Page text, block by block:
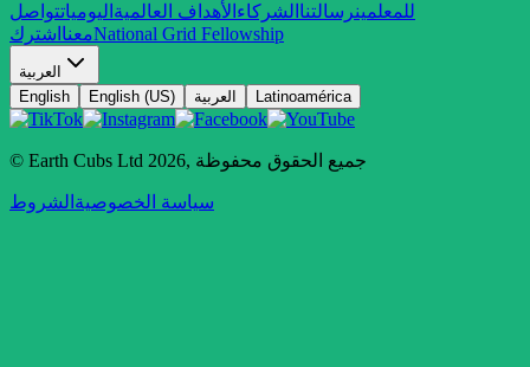
للمعلمينرسالتنا الشركاء الأهداف العالمية اليومياتتواصل
معنا اشترك National Grid Fellowship
العربية
English
English (US) العربية Latinoamérica
© Earth Cubs Ltd 2026, جميع الحقوق محفوظة
سياسة الخصوصية الشروط